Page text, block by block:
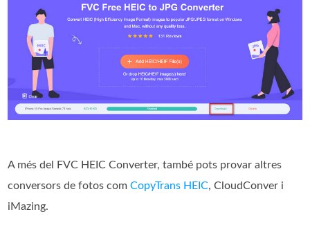
A més del FVC HEIC Converter, també pots provar altres
conversors de fotos comCopyTrans HEIC, CloudConver i
iMazing.